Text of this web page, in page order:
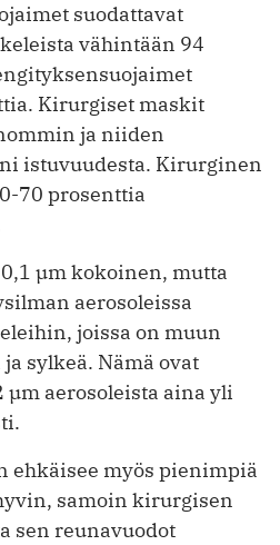
suodattavat
vähintään 94
Kirurgiset maskit
ja niiden
istuvuudesta. Kirurginen
70 prosenttia
µm kokoinen, mutta
aerosoleissa
joissa on muun
sylkeä. Nämä ovat
aerosoleista aina yli
ehkäisee myös pienimpiä
samoin kirurgisen
sen reunavuodot